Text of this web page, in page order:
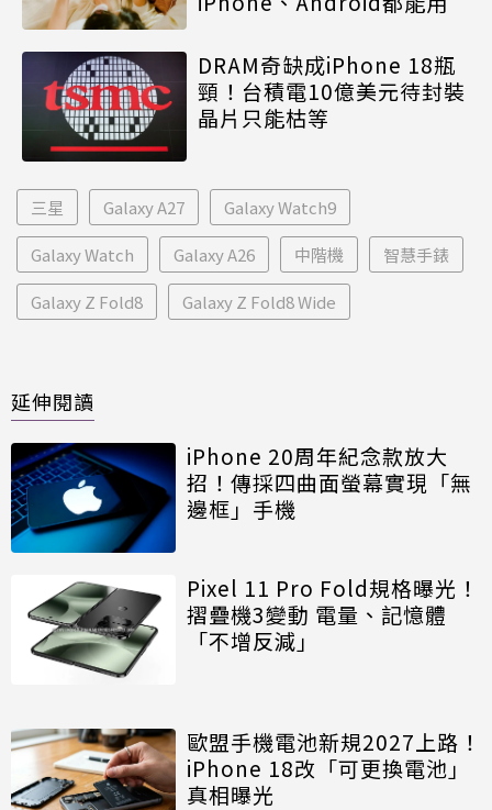
DRAM奇缺成iPhone 18瓶
頸！台積電10億美元待封裝
晶片只能枯等
三星 Galaxy A27 Galaxy Watch9
Galaxy Watch Galaxy A26 中階機 智慧手錶
Galaxy Z Fold8 Galaxy Z Fold8 Wide
延伸閱讀
iPhone 20周年紀念款放大
招！傳採四曲面螢幕實現「無
邊框」手機
Pixel 11 Pro Fold規格曝光！
摺疊機3變動 電量、記憶體
「不增反減」
歐盟手機電池新規2027上路！
iPhone 18改「可更換電池」
真相曝光